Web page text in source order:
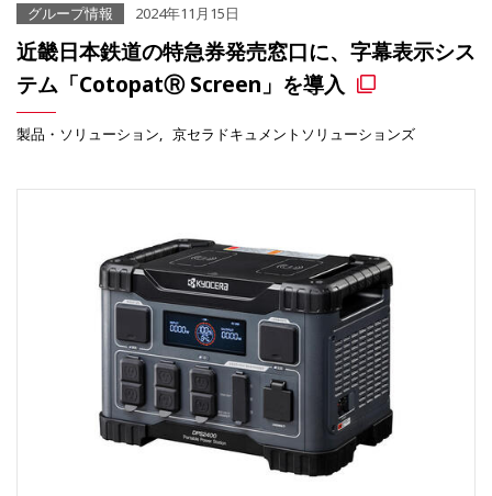
グループ情報 2024年11月15日
近畿日本鉄道の特急券発売窓口に、字幕表示シス
テム「CotopatⓇ Screen」を導入
製品・ソリューション 京セラドキュメントソリューションズ